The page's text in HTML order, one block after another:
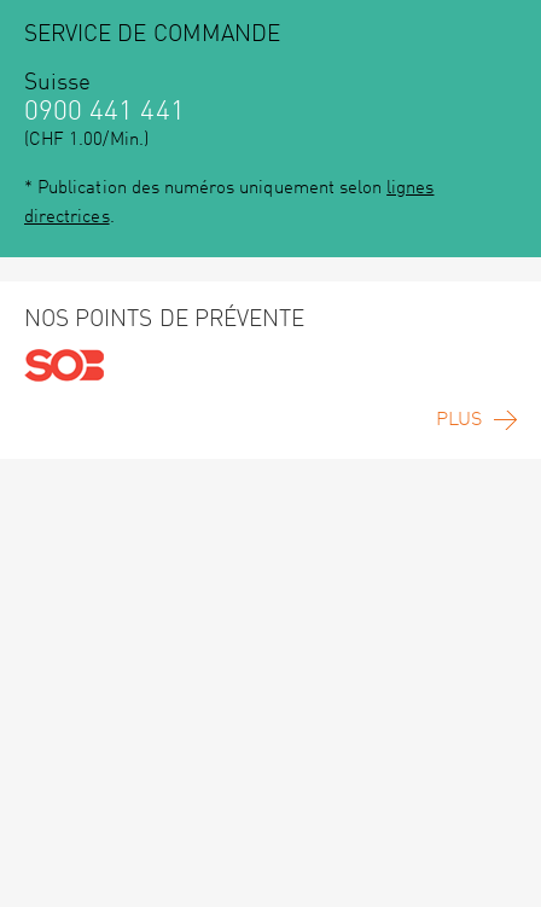
SERVICE DE COMMANDE
Suisse
0900 441 441
(CHF 1.00/Min.)
* Publication des numéros uniquement selon lignes
directrices.
NOS POINTS DE PRÉVENTE
PLUS